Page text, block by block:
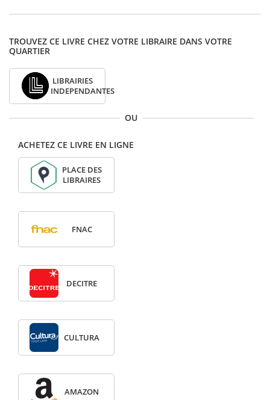
TROUVEZ CE LIVRE CHEZ VOTRE LIBRAIRE DANS VOTRE
QUARTIER
LIBRAIRIES
INDEPENDANTES
OU
ACHETEZ CE LIVRE EN LIGNE
PLACE DES
LIBRAIRES
FNAC
DECITRE
CULTURA
AMAZON